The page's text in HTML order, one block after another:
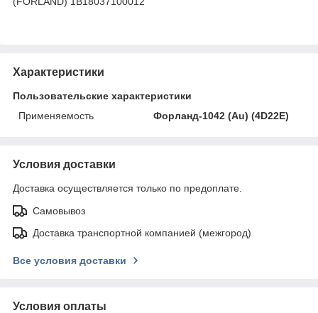
Характеристики
Пользовательские характеристики
Применяемость
Форланд-1042 (Au) (4D22E)
Условия доставки
Доставка осуществляется только по предоплате.
Самовывоз
Доставка транспортной компанией (межгород)
Все условия доставки
Условия оплаты